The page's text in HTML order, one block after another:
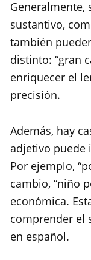
Generalmente,
sustantivo,
también
distinto: “gran
enriquecer el
precisión.
Además, hay
adjetivo puede
Por ejemplo,
cambio, “niño
económica.
comprender el
en español.